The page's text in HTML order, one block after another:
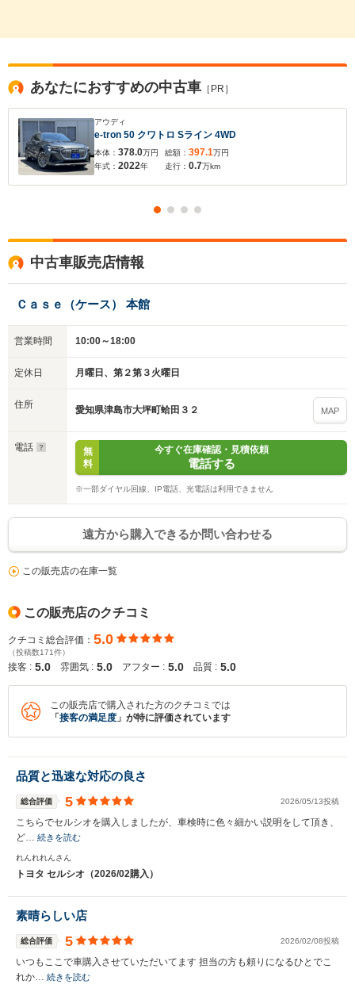
あなたにおすすめの中古車 ［PR］
アウディ
e-tron 50 クワトロ Sライン 4WD
本体： 378.0万円
年式： 2022年
総額： 397.1万円
走行： 0.7万km
中古車販売店情報
Ｃａｓｅ（ケース） 本館
営業時間 10:00～18:00
定休日 月曜日、第２第３火曜日
住所 愛知県津島市大坪町蛤田３２ MAP
電話
無
料
今すぐ在庫確認・見積依頼
電話する
※一部ダイヤル回線、IP電話、光電話は利用できません
遠方から購入できるか問い合わせる
この販売店の在庫一覧
この販売店のクチコミ
クチコミ総合評価： 5.0
（投稿数171件）
接客 : 5.0 雰囲気 : 5.0 アフター : 5.0 品質 : 5.0
この販売店で購入された方のクチコミでは
「 接客の満足度 」が特に評価されています
品質と迅速な対応の良さ
総合評価 5 2026/05/13投稿
こちらでセルシオを購入しましたが、車検時に色々細かい説明をして頂き、
ど… 続きを読む
れんれれんさん
トヨタ セルシオ（2026/02購入）
素晴らしい店
総合評価 5 2026/02/08投稿
いつもここで車購入させていただいてます 担当の方も頼りになるひとでこ
れか… 続きを読む
※次回問い合わせをする際に自動入力されます
いいえ はい